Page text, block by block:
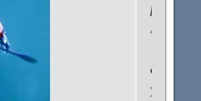
рабочее
место?
стоит
у